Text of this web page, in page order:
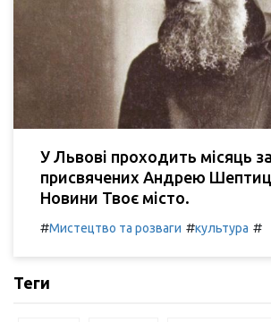
У Львові проходить місяць
присвячених Андрею
Новини Твоє місто.
#Мистецтво та розваги #культура #
Теги